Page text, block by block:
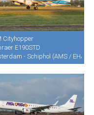
LZIB)
Cityhopper
E190STD
- Schiphol (AMS / EHAM)